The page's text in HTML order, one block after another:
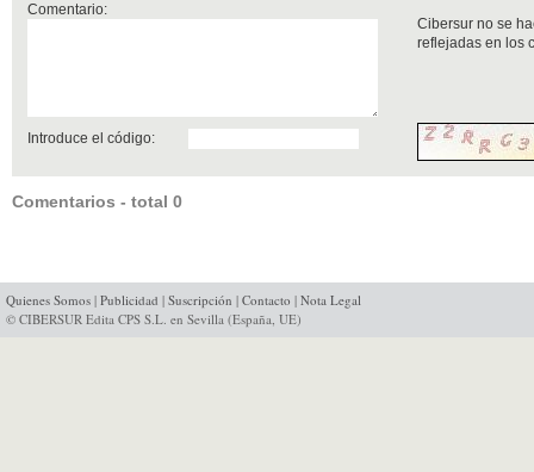
Comentario:
Cibersur no se
reflejadas en los
Introduce el código:
Comentarios - total 0
Quienes Somos | Publicidad | Suscripción | Contacto | Nota Legal
© CIBERSUR Edita CPS S.L. en Sevilla (España, UE)